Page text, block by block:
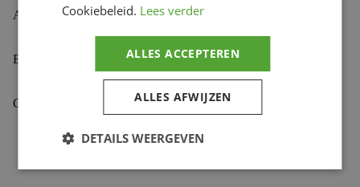
Aanvullende informatie
Beoordelingen (0)
Gekoppelde Motoren
Cookiebeleid. Lees verder
ALLES ACCEPTEREN
ALLES AFWIJZEN
DETAILS WEERGEVEN